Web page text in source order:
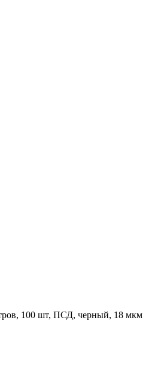
100 шт, ПСД, черный, 18 мкм